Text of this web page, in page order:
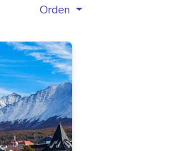
Orden